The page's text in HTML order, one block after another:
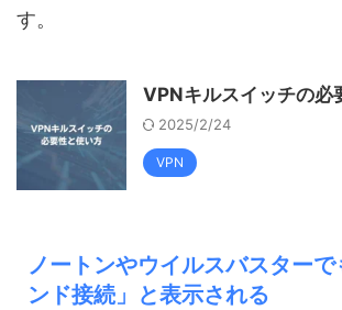
す。
VPNキルスイッチの必
2025/2/24
VPN
ノートンやウイルスバスター
ンド接続」と表示される